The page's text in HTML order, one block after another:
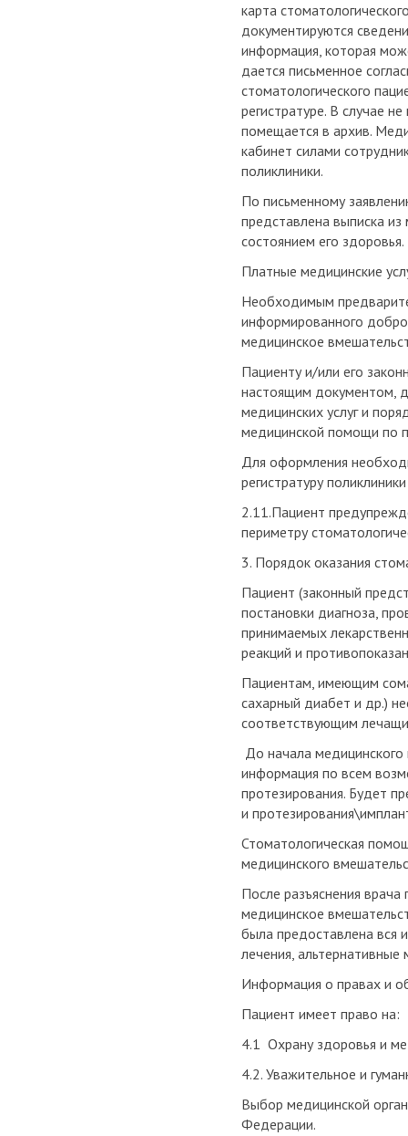
карта
документируются
информация, которая
дается письменное
стоматологического
регистратуре. В случае
помещается в архив.
кабинет силами
поликлиники.
По письменному
представлена выписка
состоянием его здоровья.
Платные медицинские
Необходимым
информированного
медицинское
Пациенту и/или его
настоящим документом,
медицинских услуг и
медицинской помощи по
Для оформления
регистратуру
2.11.Пациент
периметру
3. Порядок оказания
Пациент (законный
постановки диагноза,
принимаемых
реакций и
Пациентам, имеющим
сахарный диабет и др.)
соответствующим
До начала
информация по всем
протезирования. Будет
и
Стоматологическая
медицинского
После разъяснения
медицинское
была предоставлена вся
лечения,
Информация о правах и
Пациент имеет право на:
4.1 Охрану здоровья и
4.2. Уважительное и
Выбор медицинской
Федерации.